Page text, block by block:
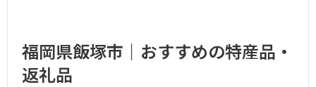
福岡県飯塚市｜おすすめの特産品・
返礼品